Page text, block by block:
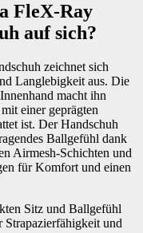
FleX-Ray
auf sich?
zeichnet sich
Langlebigkeit aus. Die
macht ihn
einer geprägten
ist. Der Handschuh
Ballgefühl dank
Airmesh-Schichten und
für Komfort und einen
Sitz und Ballgefühl
und